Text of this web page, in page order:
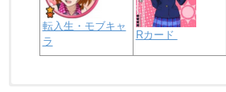
転入生・モブキャ
ラ
Rカード